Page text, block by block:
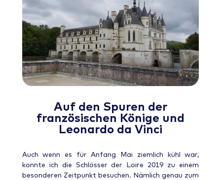
Auf den Spuren der
französischen Könige und
Leonardo da Vinci
Auch wenn es für Anfang Mai ziemlich kühl war,
konnte ich die Schlösser der Loire 2019 zu einem
besonderen Zeitpunkt besuchen. Nämlich genau zum